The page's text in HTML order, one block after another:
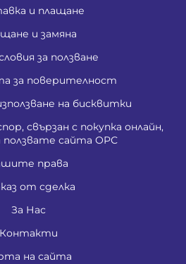
и плащане
и замяна
за ползване
за поверителност
на бисквитки
свързан с покупка онлайн,
сайта ОРС
права
от сделка
За Нас
Контакти
на сайта